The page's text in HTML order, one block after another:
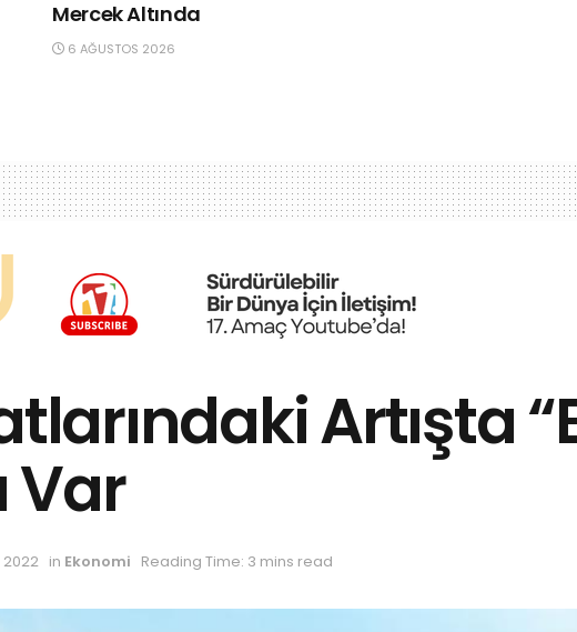
Mercek Altında
6 AĞUSTOS 2026
Artışta
Var
2022 in Ekonomi Reading Time: 3 mins read